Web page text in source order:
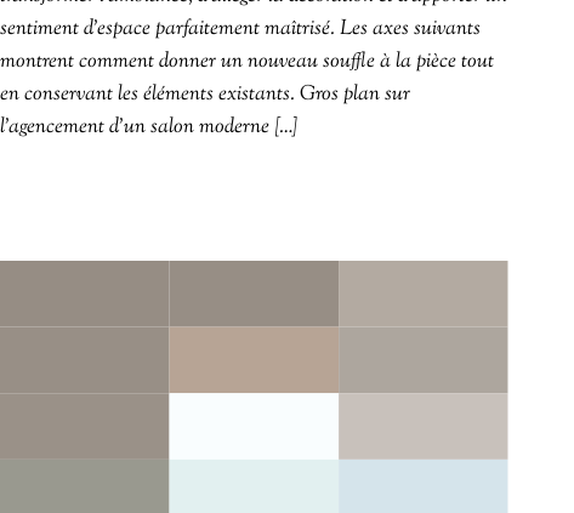
sentiment d’espace parfaitement maîtrisé. Les axes suivants
montrent comment donner un nouveau souffle à la pièce tout
en conservant les éléments existants. Gros plan sur
l’agencement d’un salon moderne […]